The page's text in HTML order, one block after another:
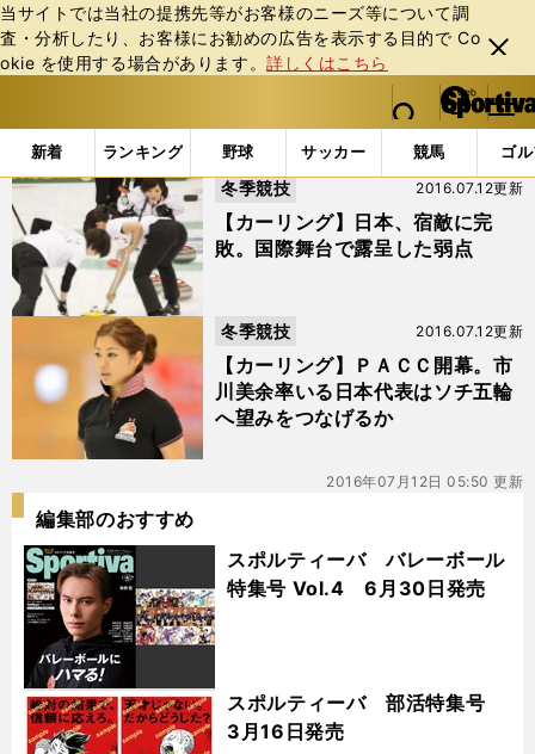
当サイトでは当社の提携先等がお客様のニーズ等について調
査・分析したり、お客様にお勧めの広告を表⽰する⽬的で Co
okie を使⽤する場合があります。詳しくはこちら
閉じ
る
web Sportiva (webスポルティーバ)
検索
マイペ
ー
ジ
メニュ
新着 ランキング 野球 サッカー 競馬 ゴ
b
ス
ポ
ル
テ
ー
バ
「#ＰＡＣＣ」の最新ニュース・ 情報
【カーリング】日本、宿敵に完
敗。国際舞台で露呈した弱点
2016.07.12更新
冬季競技
【カーリング】ＰＡＣＣ開幕。市
川美余率いる日本代表はソチ五輪
へ望みをつなげるか
2016.07.12更新
冬季競技
2016年07月12日 05:50 更新
編集部のおすすめ
スポルティーバ バレーボール
特集号 Vol.4 6月30日発売
スポルティーバ 部活特集号
3月16日発売